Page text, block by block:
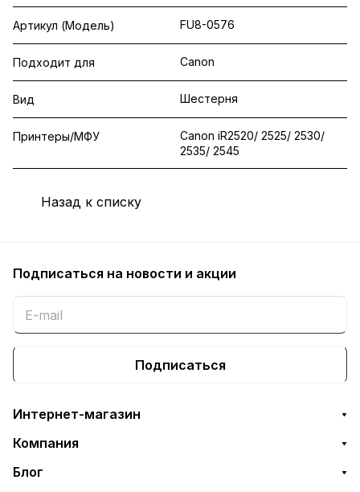
Артикул (Модель) FU8-0576
Подходит для Canon
Вид Шестерня
Принтеры/МФУ
Canon iR2520/ 2525/ 2530/
2535/ 2545
Назад к списку
Подписаться на новости и акции
Подписаться
Интернет-магазин
Компания
Блог